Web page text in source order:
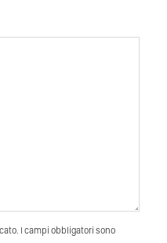
I campi obbligatori sono